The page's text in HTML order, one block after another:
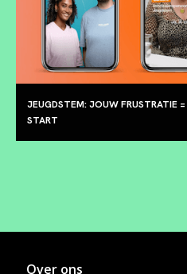
JEUGDSTEM: JOUW FRUSTRATIE
START
Over ons